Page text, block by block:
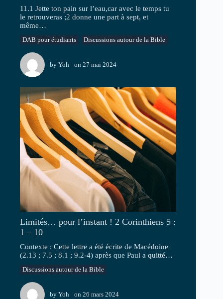
DAB pour étudiants Discussions autour de la Bible
11.1 Jette ton pain sur l’eau,car avec le temps tu
le retrouveras ;2 donne une part à sept, et
même…
by Yoh on 27 mai 2024
Limités… pour l’instant ! 2 Corinthiens 5 :
1 – 10
Discussions autour de la Bible
Contexte : Cette lettre a été écrite de Macédoine
(2.13 ; 7.5 ; 8.1 ; 9.2-4) après que Paul a quitté…
by Yoh on 26 mars 2024